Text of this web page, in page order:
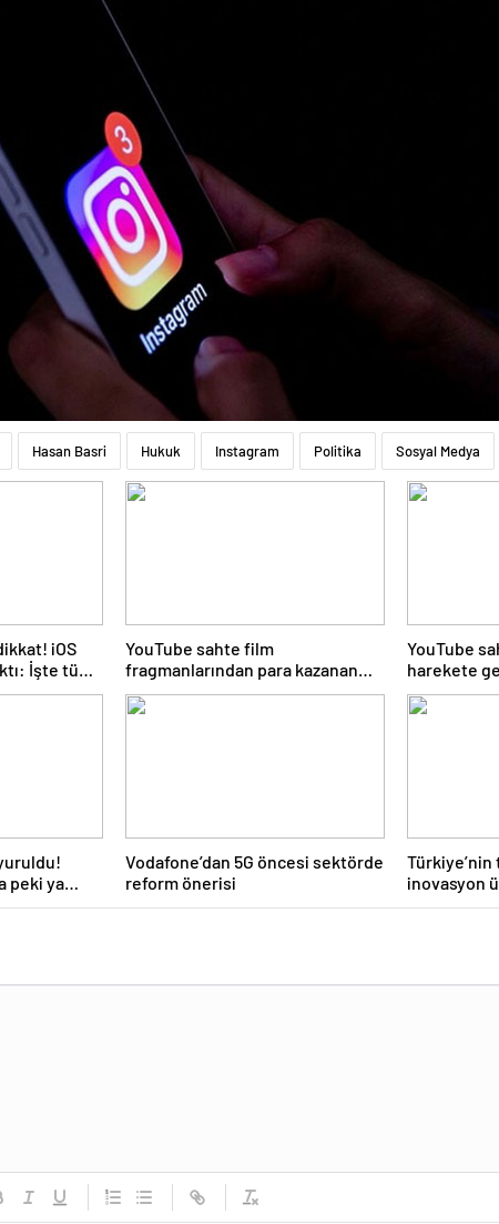
Hasan Basri Hukuk Instagram Politika Sosyal Medya
iOS
İşte tüm
YouTube sahte film
fragmanlarından para kazanan
kanallara müdahale edecek
YouTube
harekete
peki ya
Vodafone’dan 5G öncesi sektörde
reform önerisi
inovasyon
enerjisini